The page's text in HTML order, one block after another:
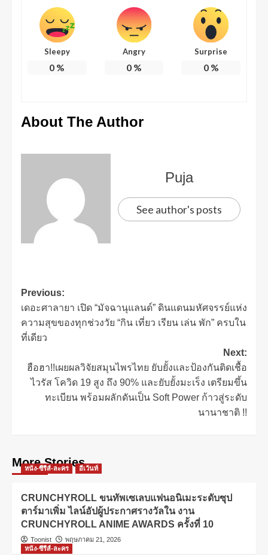
Sleepy
0 %
Angry
0%
Surprise
0%
About The Author
Puja
See author's posts
Previous:
เดอะศาลายา เปิด “มัจฉานุแลนด์” ดินแดนมหัศจรรย์แห่ง
ความสุขของทุกช่วงวัย “กิน เที่ยว เรียน เล่น พัก” ครบใน
ที่เดียว
Next:
ฮือฮา!!เผยผลวิจัยสมุนไพรไทย ยับยั้งและป้องกันติดเชื้อ
ไวรัส โควิด 19 สูง ถึง 90% และยับยั้งมะเร็ง เตรียมขึ้น
ทะเบียน พร้อมผลักดันเป็น Soft Power ก้าวสู่ระดับ
นานาชาติ !!
More Stories
หนัง-ซีรีส์-ละคร อีเว้นท์
CRUNCHYROLL ขนทัพเซเลบแฟนอนิเมะระดับซุป
ตาร์มาเพิ่ม ไลน์อัปผู้ประกาศรางวัลใน งาน
CRUNCHYROLL ANIME AWARDS ครั้งที่ 10
Toonist
พฤษภาคม 21, 2026
หนัง-ซีรีส์-ละคร